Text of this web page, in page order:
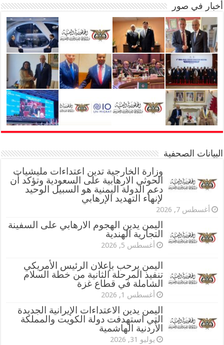
أخبار في صور
البيانات الصحفية
وزارة الخارجية تدين اعتداءات مليشيات
الحوثي الارهابية على السعودية وتؤكد أن
دعم الدولة اليمنية هو السبيل الوحيد
لإنهاء التهديد الإرهابي
أغسطس 7, 2026
اليمن يدين الهجوم الارهابي على السفينة
التجارية الهندية
أغسطس 5, 2026
اليمن يرحب بإعلان الرئيس الأمريكي
تنفيذ المرحلة الثانية من خطة السلام
الشاملة في قطاع غزة
أغسطس 1, 2026
اليمن يدين الاعتداءات الإيرانية الجديدة
التي استهدفت دولة الكويت والمملكة
الأردنية الهاشمية
يوليو 31, 2026